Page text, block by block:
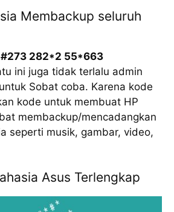
Membackup seluruh
282*2 55*663
ini juga tidak terlalu admin
Sobat coba. Karena kode
kode untuk membuat HP
membackup/mencadangkan
seperti musik, gambar, video,
Asus Terlengkap